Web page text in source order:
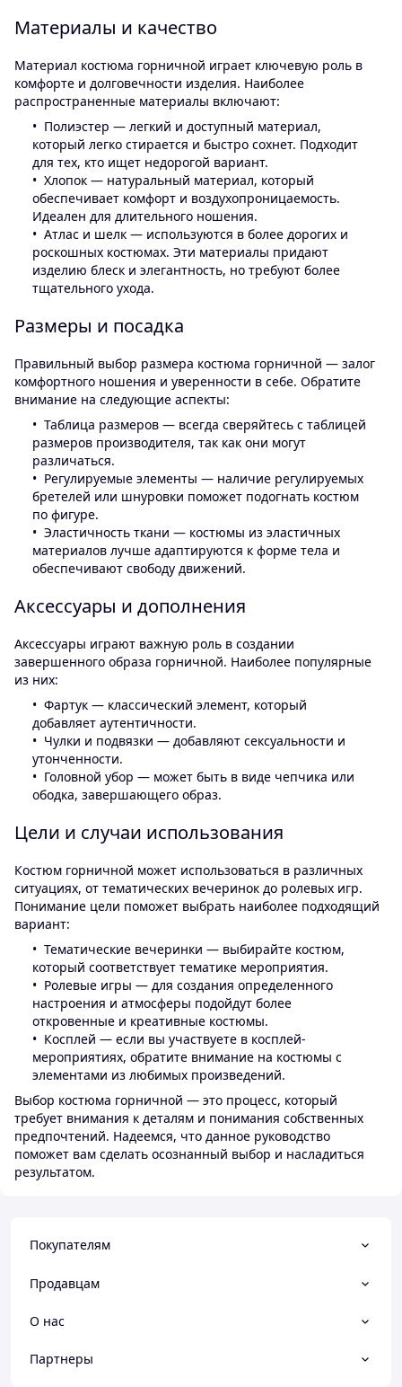
Материалы и качество
Материал костюма горничной играет ключевую роль в
комфорте и долговечности изделия. Наиболее
распространенные материалы включают:
Полиэстер — легкий и доступный материал,
который легко стирается и быстро сохнет. Подходит
для тех, кто ищет недорогой вариант.
Хлопок — натуральный материал, который
обеспечивает комфорт и воздухопроницаемость.
Идеален для длительного ношения.
Атлас и шелк — используются в более дорогих и
роскошных костюмах. Эти материалы придают
изделию блеск и элегантность, но требуют более
тщательного ухода.
Размеры и посадка
Правильный выбор размера костюма горничной — залог
комфортного ношения и уверенности в себе. Обратите
внимание на следующие аспекты:
Таблица размеров — всегда сверяйтесь с таблицей
размеров производителя, так как они могут
различаться.
Регулируемые элементы — наличие регулируемых
бретелей или шнуровки поможет подогнать костюм
по фигуре.
Эластичность ткани — костюмы из эластичных
материалов лучше адаптируются к форме тела и
обеспечивают свободу движений.
Аксессуары и дополнения
Аксессуары играют важную роль в создании
завершенного образа горничной. Наиболее популярные
из них:
Фартук — классический элемент, который
добавляет аутентичности.
Чулки и подвязки — добавляют сексуальности и
утонченности.
Головной убор — может быть в виде чепчика или
ободка, завершающего образ.
Цели и случаи использования
Костюм горничной может использоваться в различных
ситуациях, от тематических вечеринок до ролевых игр.
Понимание цели поможет выбрать наиболее подходящий
вариант:
Тематические вечеринки — выбирайте костюм,
который соответствует тематике мероприятия.
Ролевые игры — для создания определенного
настроения и атмосферы подойдут более
откровенные и креативные костюмы.
Косплей — если вы участвуете в косплей-
мероприятиях, обратите внимание на костюмы с
элементами из любимых произведений.
Выбор костюма горничной — это процесс, который
требует внимания к деталям и понимания собственных
предпочтений. Надеемся, что данное руководство
поможет вам сделать осознанный выбор и насладиться
результатом.
Покупателям
Продавцам
О нас
Партнеры